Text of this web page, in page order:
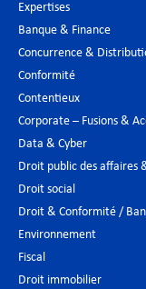
Expertises
Banque & Finance
Concurrence &
Conformité
Contentieux
Corporate – Fusions &
Data & Cyber
Droit public des affaires
Droit social
Droit & Conformité /
Environnement
Fiscal
Droit immobilier